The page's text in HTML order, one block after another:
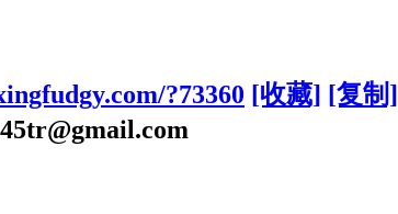
?73360 [收藏] [复制]